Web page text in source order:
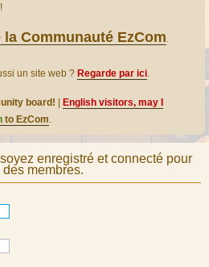
la Communauté EzCom.
un site web ? Regarde par ici.
board!
English visitors, may I
to EzCom.
enregistré et connecté pour
membres.